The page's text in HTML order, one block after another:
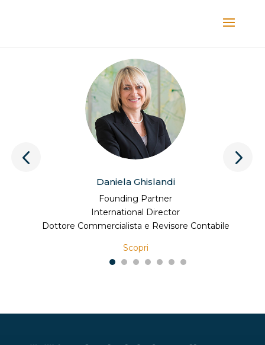
Daniela Ghislandi
Founding Partner
International Director
Dottore Commercialista e Revisore Contabile
Scopri